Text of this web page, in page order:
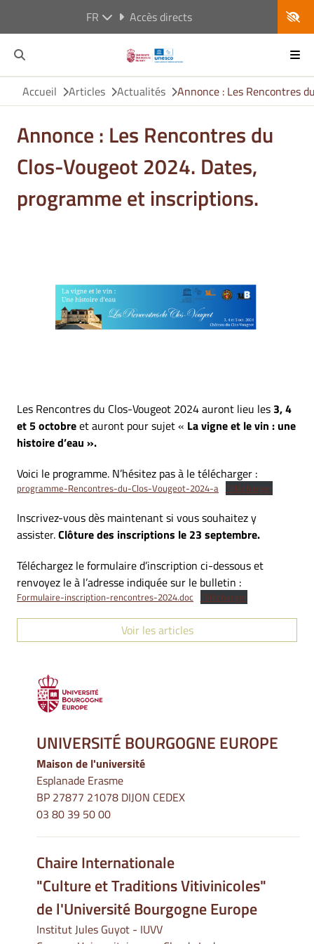
FR Accès directs
Accueil Articles Actualités Annonce : Les Rencontres
Annonce : Les Rencontres du
Clos-Vougeot 2024. Dates,
programme et inscriptions.
Les Rencontres du Clos-Vougeot 2024 auront lieu les 3, 4
et 5 octobreet auront pour sujet « La vigne et le vin : une
histoire d’eau ».
Voici le programme. N’hésitez pas à le télécharger :
programme-Rencontres-du-Clos-Vougeot-2024-a Télécharger
Inscrivez-vous dès maintenant si vous souhaitez y
assister.Clôture des inscriptions le 23 septembre.
Téléchargez le formulaire d’inscription ci-dessous et
renvoyez le à l’adresse indiquée sur le bulletin :
Formulaire-inscription-rencontres-2024.doc Télécharger
Voir les articles
UNIVERSITÉ BOURGOGNE EUROPE
Maison de l'université
Esplanade Erasme
BP 27877 21078 DIJON CEDEX
03 80 39 50 00
Chaire Internationale
"Culture et Traditions Vitivinicoles"
de l'Université Bourgogne Europe
Institut Jules Guyot - IUVV